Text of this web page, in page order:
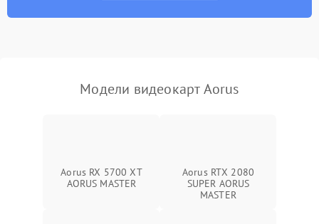
Программные сбои
Модели видеокарт Aorus
Aorus RX 5700 XT
AORUS MASTER
Aorus RTX 2080
SUPER AORUS
MASTER